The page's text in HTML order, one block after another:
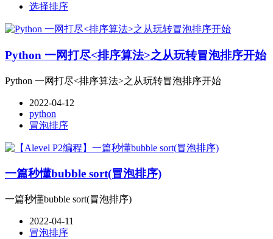
选择排序
Python 一网打尽<排序算法>之从玩转冒泡排序开始
Python 一网打尽<排序算法>之从玩转冒泡排序开始
2022-04-12
python
冒泡排序
一篇秒懂bubble sort(冒泡排序)
一篇秒懂bubble sort(冒泡排序)
2022-04-11
冒泡排序